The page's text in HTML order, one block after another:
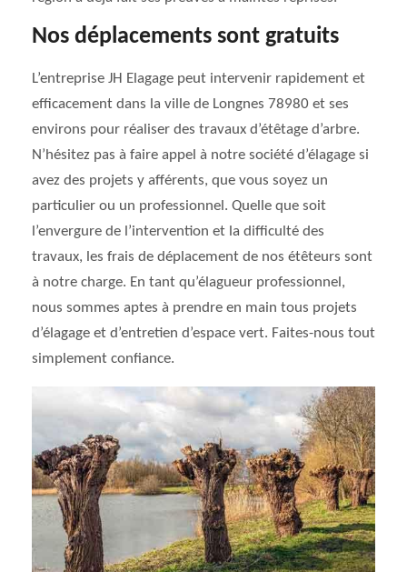
Nos déplacements sont gratuits
L’entreprise JH Elagage peut intervenir rapidement et
efficacement dans la ville de Longnes 78980 et ses
environs pour réaliser des travaux d’étêtage d’arbre.
N’hésitez pas à faire appel à notre société d’élagage si
avez des projets y afférents, que vous soyez un
particulier ou un professionnel. Quelle que soit
l’envergure de l’intervention et la difficulté des
travaux, les frais de déplacement de nos étêteurs sont
à notre charge. En tant qu’élagueur professionnel,
nous sommes aptes à prendre en main tous projets
d’élagage et d’entretien d’espace vert. Faites-nous tout
simplement confiance.